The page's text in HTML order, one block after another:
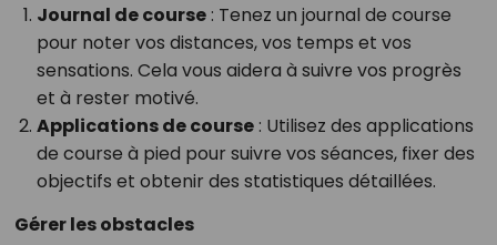
Journal de course: Tenez un journal de course
pour noter vos distances, vos temps et vos
sensations. Cela vous aidera à suivre vos progrès
et à rester motivé.
Applications de course: Utilisez des applications
de course à pied pour suivre vos séances, fixer des
objectifs et obtenir des statistiques détaillées.
Gérer les obstacles